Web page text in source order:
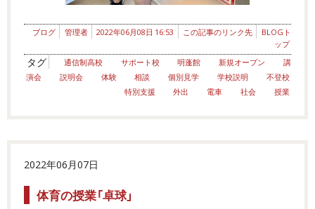
ブログ 管理者 2022年06月08日 16:53 この記事のリンク先
BLOGト
ップ
タグ 通信制高校 サポート校 明蓬館 新規オープン
講
演会
説明会 体験 相談 個別見学 学校説明
不登校
特別支援
外出 電車 社会 授業
2022年06月07日
体育の授業「卓球」